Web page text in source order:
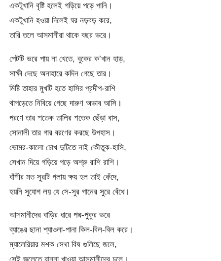
একটুখানি বৃষ্টি হলেই গড়িয়ে পড়ে পানি।
একটুখানি হওয়া দিলেই ঘর নড়বড় করে,
তারি তলে আসমানীরা থাকে বছর ভরে।
পেটটি ভরে পায় না খেতে, বুকের ক’খান হাড়,
সাক্ষী দেছে অনাহারে কদিন গেছে তার।
মিষ্টি তাহার মুখটি হতে হাসির প্রদীপ-রাশি
থাপড়েতে নিবিয়ে গেছে দারুণ অভাব আসি।
পরণে তার শতেক তালির শতেক ছেঁড়া বাস,
সোনালী তার গার বরণের করছে উপহাস।
ভোমর-কালো চোখ দুটিতে নাই কৌতুক-হাসি,
সেখান দিয়ে গড়িয়ে পড়ে অশ্রু রাশি রাশি।
বাঁশীর মত সুরটি গলায় ক্ষয় হল তাই কেঁদে,
হয়নি সুযোগ লয় যে সে-সুর গানের সুরে বেঁধে।
আসমানীদের বাড়ির ধারে পদ্ম-পুকুর ভরে
ব্যাঙের ছানা শ্যাওলা-পানা কিল-বিল-বিল করে।
ম্যালেরিয়ার মশক সেথা বিষ গুলিছে জলে,